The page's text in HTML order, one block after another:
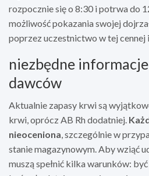
rozpocznie się o 8:30 i potrwa do
możliwość pokazania swojej
poprzez uczestnictwo w tej cennej
niezbędne
dawców
Aktualnie zapasy krwi są
krwi, oprócz AB Rh dodatniej.
nieoceniona , szczególnie w
stanie magazynowym. Aby wziąć
muszą spełnić kilka warunków: